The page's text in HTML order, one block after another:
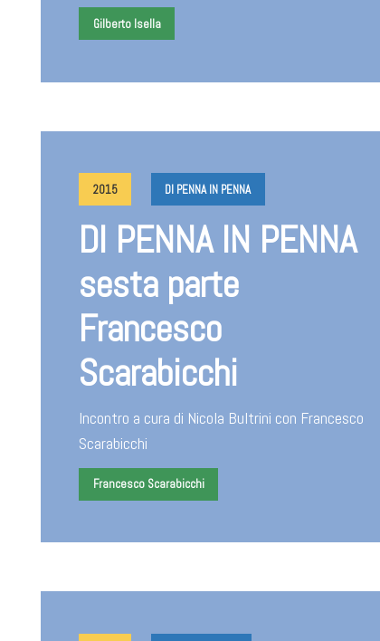
Gilberto Isella
2015 DI PENNA IN PENNA
DI PENNA IN PENNA
sesta parte
Francesco
Scarabicchi
Incontro a cura di Nicola Bultrini con Francesco
Scarabicchi
Francesco Scarabicchi